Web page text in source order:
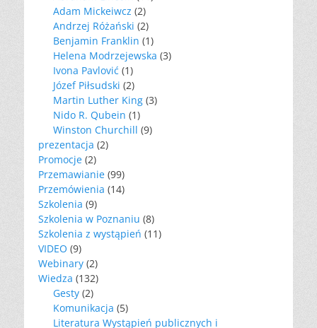
Adam Mickeiwcz (2)
Andrzej Różański (2)
Benjamin Franklin (1)
Helena Modrzejewska (3)
Ivona Pavlović (1)
Józef Piłsudski (2)
Martin Luther King (3)
Nido R. Qubein (1)
Winston Churchill (9)
prezentacja (2)
Promocje (2)
Przemawianie (99)
Przemówienia (14)
Szkolenia (9)
Szkolenia w Poznaniu (8)
Szkolenia z wystąpień (11)
VIDEO (9)
Webinary (2)
Wiedza (132)
Gesty (2)
Komunikacja (5)
Literatura Wystąpień publicznych i